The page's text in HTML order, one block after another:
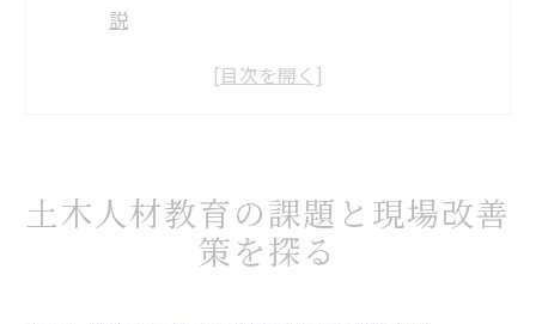
説
建設業の人材育成課題と改善策の実際
建設業人材育成事例から読み解く課題解決
土木人材教育の課題と現場改善
策を探る